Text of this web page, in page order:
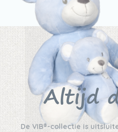
Altijd
De VIB®-collectie is